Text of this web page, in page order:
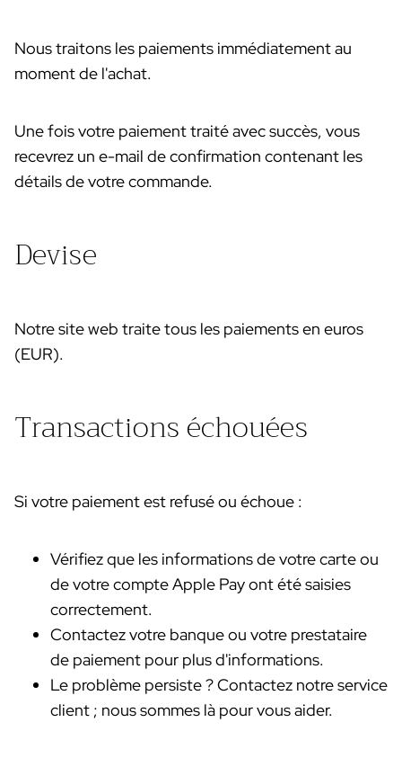
Nous traitons les paiements immédiatement au
moment de l'achat.
Une fois votre paiement traité avec succès, vous
recevrez un e-mail de confirmation contenant les
détails de votre commande.
Devise
Notre site web traite tous les paiements en euros
(EUR).
Transactions échouées
Si votre paiement est refusé ou échoue :
Vérifiez que les informations de votre carte ou
de votre compte Apple Pay ont été saisies
correctement.
Contactez votre banque ou votre prestataire
de paiement pour plus d'informations.
Le problème persiste ? Contactez notre service
client ; nous sommes là pour vous aider.